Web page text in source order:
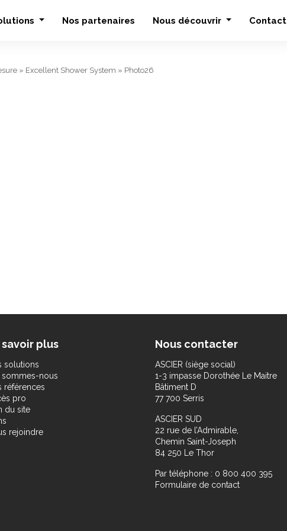
Nos partenaires Nous découvrir Contact
» Excellent Shower System » Photo26
savoir plus
solutions
sommes-nous
références
pro
du site
rejoindre
Nous contacter
ASCIER (siège social)
1-3 impasse Dorothée Le Maitre
Bâtiment D
77 700 Serris
ASCIER SUD
22 rue de l’Admirable,
Chemin Saint-Joseph
84 250 Le Thor
Par téléphone : 0 800 400 395
Formulaire de contact